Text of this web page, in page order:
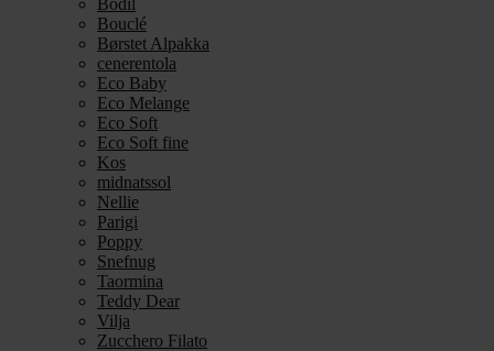
Bodil
Bouclé
Børstet Alpakka
cenerentola
Eco Baby
Eco Melange
Eco Soft
Eco Soft fine
Kos
midnatssol
Nellie
Parigi
Poppy
Snefnug
Taormina
Teddy Dear
Vilja
Zucchero Filato